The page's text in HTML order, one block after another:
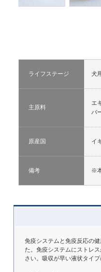
ライフステージ 犬
主原料
エ
バ
原産国 イ
備考 ※
免疫システムと免疫反応の
た。免疫システムにストレ
さい。吸収が早い液状タイプ